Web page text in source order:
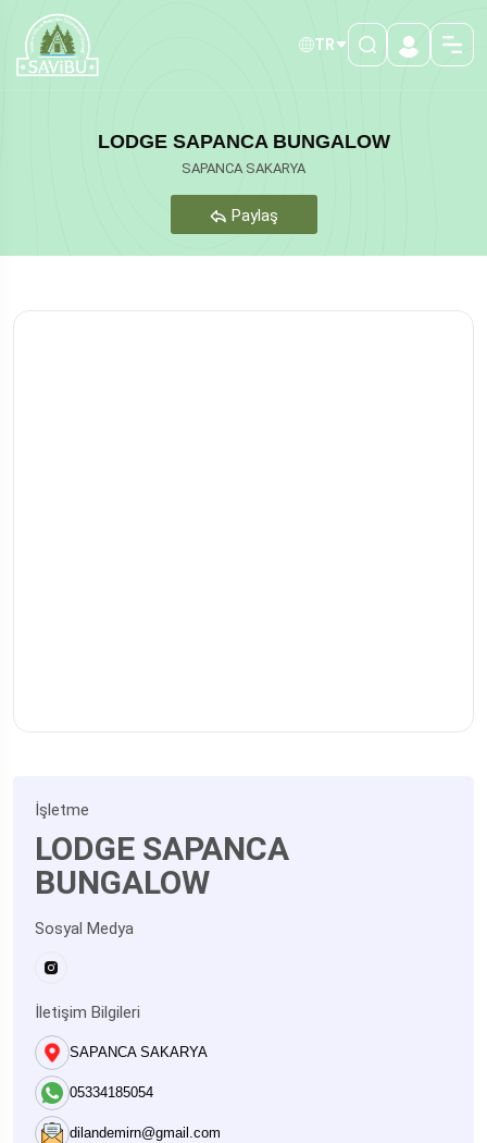
TR
LODGE SAPANCA BUNGALOW
SAPANCA SAKARYA
Paylaş
İşletme
LODGE SAPANCA
BUNGALOW
Sosyal Medya
İletişim Bilgileri
SAPANCA SAKARYA
05334185054
dilandemirn@gmail.com